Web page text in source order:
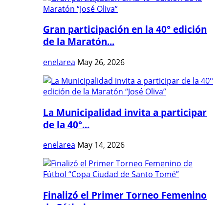
Gran participación en la 40° edición
de la Maratón...
enelarea May 26, 2026
La Municipalidad invita a participar
de la 40°...
enelarea May 14, 2026
Finalizó el Primer Torneo Femenino